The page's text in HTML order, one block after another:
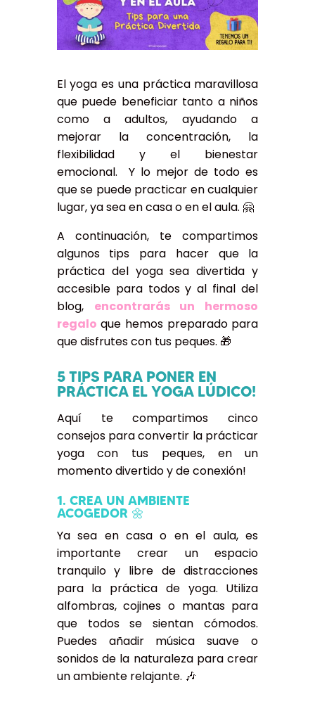
El yoga es una práctica maravillosa
que puede beneficiar tanto a niños
como a adultos, ayudando a
mejorar la concentración, la
flexibilidad y el bienestar
emocional. Y lo mejor de todo es
que se puede practicar en cualquier
lugar, ya sea en casa o en el aula. 🤗
A continuación, te compartimos
algunos tips para hacer que la
práctica del yoga sea divertida y
accesible para todos y al final del
blog, encontrarás un hermoso
regalo que hemos preparado para
que disfrutes con tus peques. 🎁
5 TIPS PARA PONER EN
PRÁCTICA EL YOGA LÚDICO!
Aquí te compartimos cinco
consejos para convertir la prácticar
yoga con tus peques, en un
momento divertido y de conexión!
1. CREA UN AMBIENTE
ACOGEDOR 🌼
Ya sea en casa o en el aula, es
importante crear un espacio
tranquilo y libre de distracciones
para la práctica de yoga. Utiliza
alfombras, cojines o mantas para
que todos se sientan cómodos.
Puedes añadir música suave o
sonidos de la naturaleza para crear
un ambiente relajante. 🎶